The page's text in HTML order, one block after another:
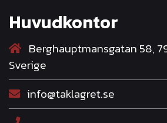
Huvudkontor
Berghauptmansgatan 58,
Sverige
info@taklagret.se